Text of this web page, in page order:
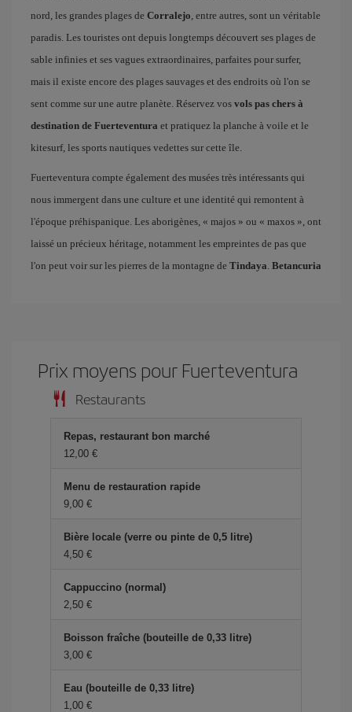
nord, les grandes plages de Corralejo, entre autres, sont un véritable
paradis. Les touristes ont depuis longtemps découvert ses plages de
sable infinies et ses vagues extraordinaires, parfaites pour surfer,
mais il existe encore des plages sauvages et des endroits où l'on se
sent comme sur une autre planète. Réservez vos vols pas chers à
destination de Fuerteventura et pratiquez la planche à voile et le
kitesurf, les sports nautiques vedettes sur cette île.
Fuerteventura compte également des musées très intéressants qui
nous immergent dans une culture et une identité qui remontent à
l'époque préhispanique. Les aborigènes, « majos » ou « maxos », ont
laissé un précieux héritage, notamment les empreintes de pas que
l'on peut voir sur les pierres de la montagne de Tindaya. Betancuria
Prix ​​moyens pour Fuerteventura
Restaurants
Repas, restaurant bon marché
12,00 €
Menu de restauration rapide
9,00 €
Bière locale (verre ou pinte de 0,5 litre)
4,50 €
Cappuccino (normal)
2,50 €
Boisson fraîche (bouteille de 0,33 litre)
3,00 €
Eau (bouteille de 0,33 litre)
1,00 €